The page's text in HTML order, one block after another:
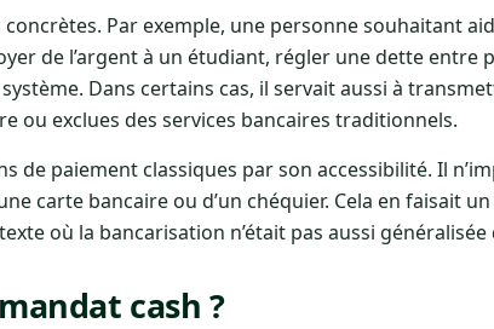
Par exemple, une personne souhaitant
de l’argent à un étudiant, régler une dette entre
Dans certains cas, il servait aussi à
ou exclues des services bancaires traditionnels.
de paiement classiques par son accessibilité. Il
carte bancaire ou d’un chéquier. Cela en faisait
où la bancarisation n’était pas aussi généralisée
cash ?